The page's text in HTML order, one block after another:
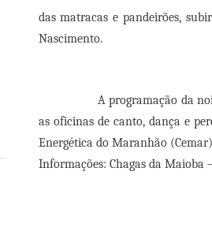
das matracas e pandeirões,
Nascimento.
A programação da
as oficinas de canto, dança e
Energética do Maranhão
Informações: Chagas da Maioba